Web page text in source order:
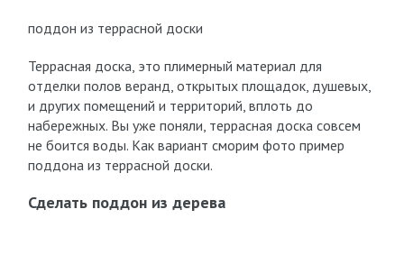
поддон из террасной доски
Террасная доска, это плимерный материал для
отделки полов веранд, открытых площадок, душевых,
и других помещений и территорий, вплоть до
набережных. Вы уже поняли, террасная доска совсем
не боится воды. Как вариант сморим фото пример
поддона из террасной доски.
Сделать поддон из дерева